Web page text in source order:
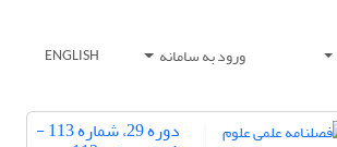
ورود به سامانه ENGLISH
دوره 29، شماره 113 -